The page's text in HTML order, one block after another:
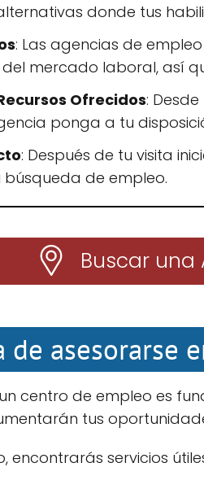
donde tus
: Las agencias de
mercado laboral, así
Ofrecidos:
ponga a tu
: Después de tu visita
de empleo.
Buscar
de asesorarse
centro de empleo es
tus
encontrarás servicios